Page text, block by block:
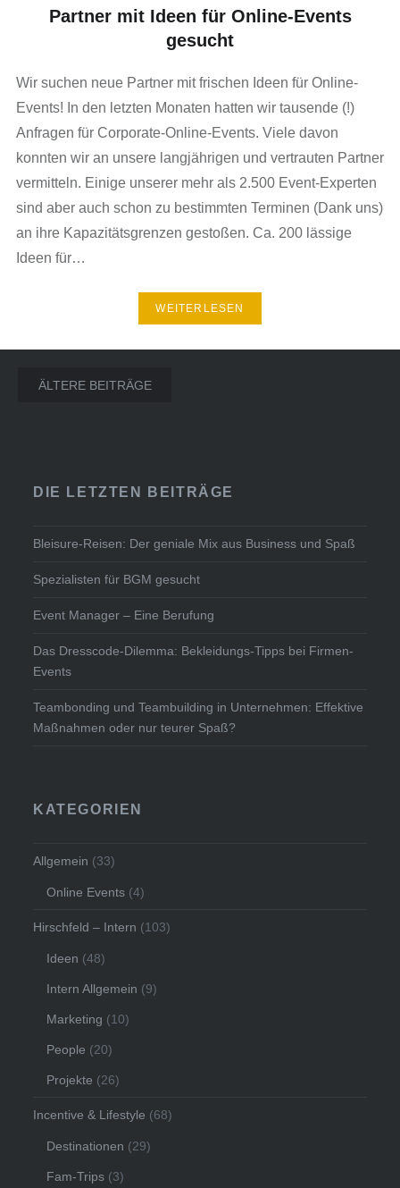
Partner mit Ideen für Online-Events
gesucht
Wir suchen neue Partner mit frischen Ideen für Online-
Events! In den letzten Monaten hatten wir tausende (!)
Anfragen für Corporate-Online-Events. Viele davon
konnten wir an unsere langjährigen und vertrauten Partner
vermitteln. Einige unserer mehr als 2.500 Event-Experten
sind aber auch schon zu bestimmten Terminen (Dank uns)
an ihre Kapazitätsgrenzen gestoßen. Ca. 200 lässige
Ideen für…
WEITERLESEN
Beitrags-
ÄLTERE BEITRÄGE
DIE LETZTEN BEITRÄGE
Bleisure-Reisen: Der geniale Mix aus Business und Spaß
Spezialisten für BGM gesucht
Event Manager – Eine Berufung
Das Dresscode-Dilemma: Bekleidungs-Tipps bei Firmen-
Events
Teambonding und Teambuilding in Unternehmen: Effektive
Maßnahmen oder nur teurer Spaß?
KATEGORIEN
Allgemein (33)
Online Events (4)
Hirschfeld – Intern (103)
Ideen (48)
Intern Allgemein (9)
Marketing (10)
People (20)
Projekte (26)
Incentive & Lifestyle (68)
Destinationen (29)
Fam-Trips (3)